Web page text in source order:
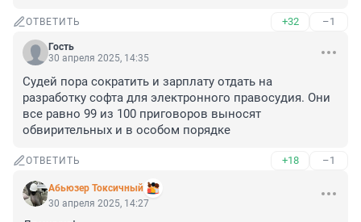
ОТВЕТИТЬ +32 –1
Гость
30 апреля 2025, 14:35
Судей пора сократить и зарплату отдать на
разработку софта для электронного правосудия. Они
все равно 99 из 100 приговоров выносят
обвирительных и в особом порядке
ОТВЕТИТЬ +18 –1
Абьюзер Токсичный
30 апреля 2025, 14:27